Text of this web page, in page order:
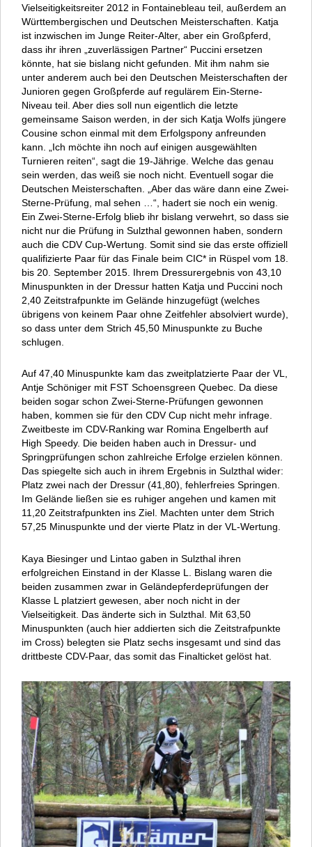
Vielseitigkeitsreiter 2012 in Fontainebleau teil, außerdem an
Württembergischen und Deutschen Meisterschaften. Katja
ist inzwischen im Junge Reiter-Alter, aber ein Großpferd,
dass ihr ihren „zuverlässigen Partner“ Puccini ersetzen
könnte, hat sie bislang nicht gefunden. Mit ihm nahm sie
unter anderem auch bei den Deutschen Meisterschaften der
Junioren gegen Großpferde auf regulärem Ein-Sterne-
Niveau teil. Aber dies soll nun eigentlich die letzte
gemeinsame Saison werden, in der sich Katja Wolfs jüngere
Cousine schon einmal mit dem Erfolgspony anfreunden
kann. „Ich möchte ihn noch auf einigen ausgewählten
Turnieren reiten“, sagt die 19-Jährige. Welche das genau
sein werden, das weiß sie noch nicht. Eventuell sogar die
Deutschen Meisterschaften. „Aber das wäre dann eine Zwei-
Sterne-Prüfung, mal sehen …“, hadert sie noch ein wenig.
Ein Zwei-Sterne-Erfolg blieb ihr bislang verwehrt, so dass sie
nicht nur die Prüfung in Sulzthal gewonnen haben, sondern
auch die CDV Cup-Wertung. Somit sind sie das erste offiziell
qualifizierte Paar für das Finale beim CIC* in Rüspel vom 18.
bis 20. September 2015. Ihrem Dressurergebnis von 43,10
Minuspunkten in der Dressur hatten Katja und Puccini noch
2,40 Zeitstrafpunkte im Gelände hinzugefügt (welches
übrigens von keinem Paar ohne Zeitfehler absolviert wurde),
so dass unter dem Strich 45,50 Minuspunkte zu Buche
schlugen.
Auf 47,40 Minuspunkte kam das zweitplatzierte Paar der VL,
Antje Schöniger mit FST Schoensgreen Quebec. Da diese
beiden sogar schon Zwei-Sterne-Prüfungen gewonnen
haben, kommen sie für den CDV Cup nicht mehr infrage.
Zweitbeste im CDV-Ranking war Romina Engelberth auf
High Speedy. Die beiden haben auch in Dressur- und
Springprüfungen schon zahlreiche Erfolge erzielen können.
Das spiegelte sich auch in ihrem Ergebnis in Sulzthal wider:
Platz zwei nach der Dressur (41,80), fehlerfreies Springen.
Im Gelände ließen sie es ruhiger angehen und kamen mit
11,20 Zeitstrafpunkten ins Ziel. Machten unter dem Strich
57,25 Minuspunkte und der vierte Platz in der VL-Wertung.
Kaya Biesinger und Lintao gaben in Sulzthal ihren
erfolgreichen Einstand in der Klasse L. Bislang waren die
beiden zusammen zwar in Geländepferdeprüfungen der
Klasse L platziert gewesen, aber noch nicht in der
Vielseitigkeit. Das änderte sich in Sulzthal. Mit 63,50
Minuspunkten (auch hier addierten sich die Zeitstrafpunkte
im Cross) belegten sie Platz sechs insgesamt und sind das
drittbeste CDV-Paar, das somit das Finalticket gelöst hat.